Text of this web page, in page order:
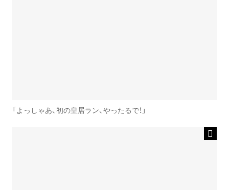
「よっしゃあ、初の皇居ラン、やったるで！」